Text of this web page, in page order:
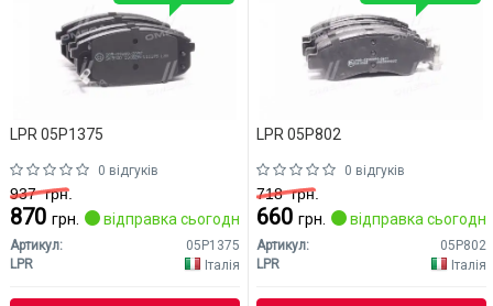
LPR 05P1375
0 відгуків
937грн.
870 грн. відправка сьогодні
Артикул:
05P1375
LPR
Італія
LPR 05P802
0 відгуків
718грн.
660 грн. відправка сьогодні
Артикул:
05P802
LPR
Італія